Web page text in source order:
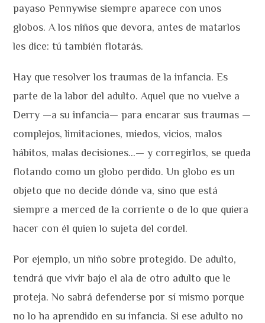
payaso Pennywise siempre aparece con unos
globos. A los niños que devora, antes de matarlos
les dice: tú también flotarás.
Hay que resolver los traumas de la infancia. Es
parte de la labor del adulto. Aquel que no vuelve a
Derry —a su infancia— para encarar sus traumas —
complejos, limitaciones, miedos, vicios, malos
hábitos, malas decisiones…— y corregirlos, se queda
flotando como un globo perdido. Un globo es un
objeto que no decide dónde va, sino que está
siempre a merced de la corriente o de lo que quiera
hacer con él quien lo sujeta del cordel.
Por ejemplo, un niño sobre protegido. De adulto,
tendrá que vivir bajo el ala de otro adulto que le
proteja. No sabrá defenderse por sí mismo porque
no lo ha aprendido en su infancia. Si ese adulto no